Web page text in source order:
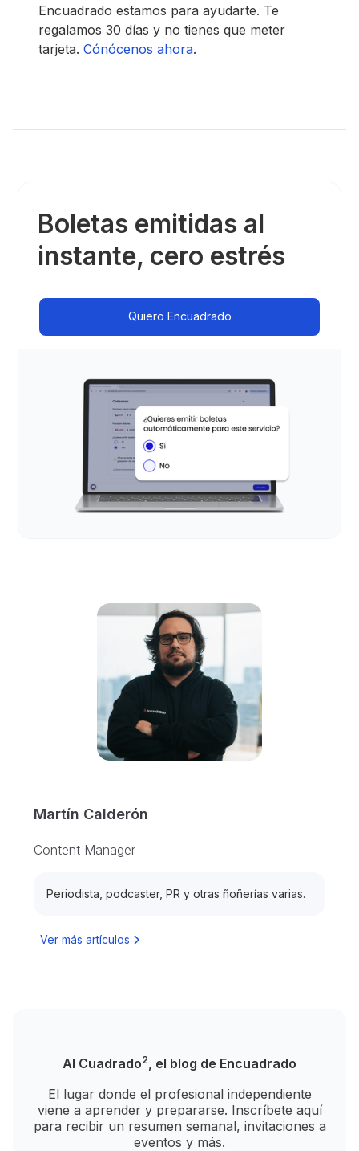
Encuadrado estamos para ayudarte. Te
regalamos 30 días y no tienes que meter
tarjeta. Cónócenos ahora.
Boletas emitidas al
instante, cero estrés
Quiero Encuadrado
Martín Calderón
Content Manager
Periodista, podcaster, PR y otras ñoñerías varias.
Ver más artículos
Al Cuadrado2, el blog de Encuadrado
El lugar donde el profesional independiente
viene a aprender y prepararse. Inscríbete aquí
para recibir un resumen semanal, invitaciones a
eventos y más.